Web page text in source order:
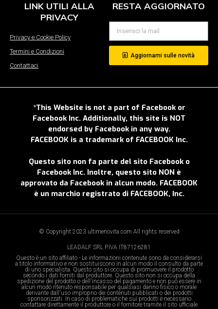
LINK UTILI ALLA
PRIVACY
Privacy e Cookie Policy
Termini e Condizioni
Contattaci
RESTA AGGIORNATO
Aggiornami sulle novità
*This Website is not a part of Facebook or
Facebook Inc. Additionally, this site is NOT
endorsed by Facebook in any way.
FACEBOOK is a trademark of FACEBOOK Inc.
Questo sito non fa parte del sito Facebook o
Facebook Inc. Inoltre, questo sito NON è
approvato da Facebook in alcun modo. FACEBOOK
è un marchio registrato di FACEBOOK, Inc.
© Copyright 2023 ultimenovita.com All rights reserved
LEADALF SRL P.IVA IT87126281
Questo è un sito affiliato - Le informazioni contenute sono da considerarsi
a titolo informativo e non sostituiscono in alcun modo il consulto da parte
di uno specialista. Questo sito si occupa di promuovere il prodotto
secondo i dati forniti dal produttore. Questo sito non si occupa della
spedizione del prodotto o dell'incasso del pagamento e non può essere in
alcun modo ritenuto responsabile per qualsiasi danno fisico o morale
derivante dall'uso improprio dei contenuti pubblicati o dei prodotti
sponsorizzati. In caso di problematiche sui prodotti è necessario
contattare direttamente il produttore o il fornitore tramite il sito ufficiale